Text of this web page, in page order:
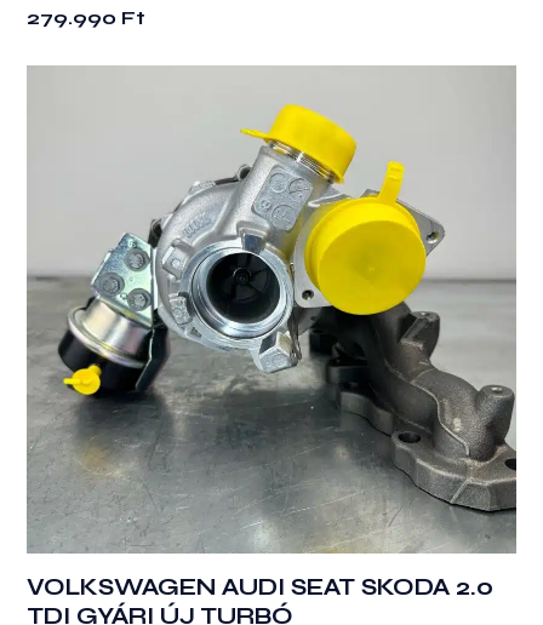
279.990 Ft
VOLKSWAGEN AUDI SEAT SKODA 2.0
TDI GYÁRI ÚJ TURBÓ